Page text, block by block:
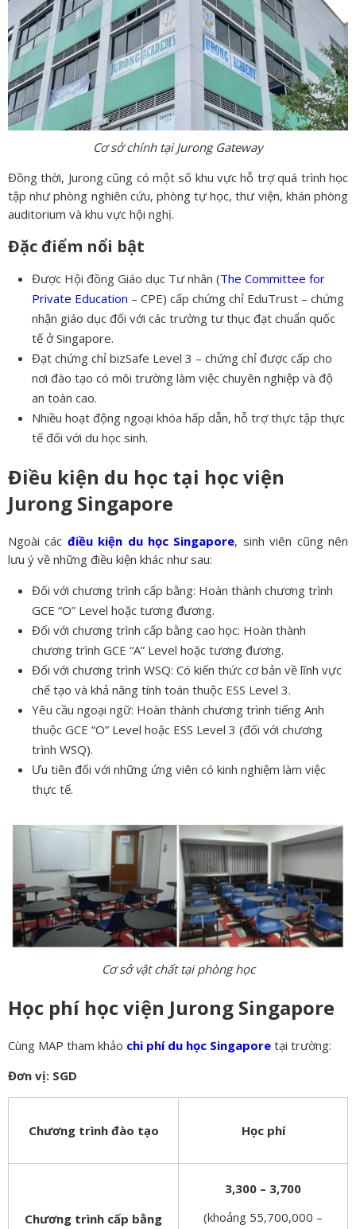
Cơ sở chính tại Jurong Gateway
Đồng thời, Jurong cũng có một số khu vực hỗ trợ quá trình học
tập như phòng nghiên cứu, phòng tự học, thư viện, khán phòng
auditorium và khu vực hội nghị.
Đặc điểm nổi bật
Được Hội đồng Giáo dục Tư nhân (The Committee for
Private Education – CPE) cấp chứng chỉ EduTrust – chứng
nhận giáo dục đối với các trường tư thục đạt chuẩn quốc
tế ở Singapore.
Đạt chứng chỉ bizSafe Level 3 – chứng chỉ được cấp cho
nơi đào tạo có môi trường làm việc chuyên nghiệp và độ
an toàn cao.
Nhiều hoạt động ngoại khóa hấp dẫn, hỗ trợ thực tập thực
tế đối với du học sinh.
Điều kiện du học tại học viện
Jurong Singapore
Ngoài các điều kiện du học Singapore, sinh viên cũng nên
lưu ý về những điều kiện khác như sau:
Đối với chương trình cấp bằng: Hoàn thành chương trình
GCE “O” Level hoặc tương đương.
Đối với chương trình cấp bằng cao học: Hoàn thành
chương trình GCE “A” Level hoặc tương đương.
Đối với chương trình WSQ: Có kiến thức cơ bản về lĩnh vực
chế tạo và khả năng tính toán thuộc ESS Level 3.
Yêu cầu ngoại ngữ: Hoàn thành chương trình tiếng Anh
thuộc GCE “O” Level hoặc ESS Level 3 (đối với chương
trình WSQ).
Ưu tiên đối với những ứng viên có kinh nghiệm làm việc
thực tế.
Cơ sở vật chất tại phòng học
Học phí học viện Jurong Singapore
Cùng MAP tham khảo chi phí du học Singapore tại trường:
Đơn vị: SGD
Chương trình đào tạo Học phí
Chương trình cấp bằng
3,300 – 3,700
(khoảng 55,700,000 –